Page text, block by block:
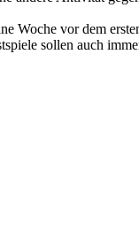
Woche vor dem
sollen auch